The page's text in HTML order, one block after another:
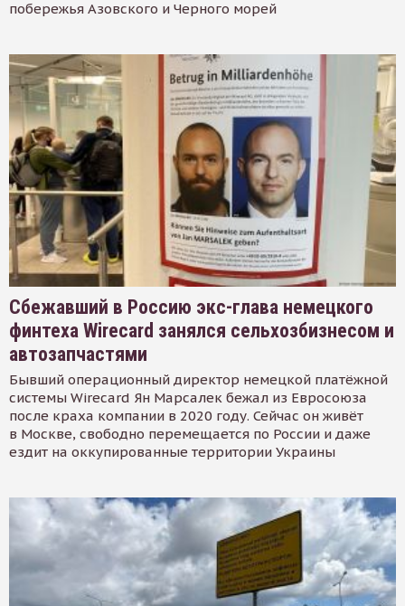
побережья Азовского и Черного морей
Сбежавший в Россию экс-глава немецкого
финтеха Wirecard занялся сельхозбизнесом и
автозапчастями
Бывший операционный директор немецкой платёжной
системы Wirecard Ян Марсалек бежал из Евросоюза
после краха компании в 2020 году. Сейчас он живёт
в Москве, свободно перемещается по России и даже
ездит на оккупированные территории Украины